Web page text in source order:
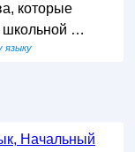
которые
школьной …
языку
Начальный